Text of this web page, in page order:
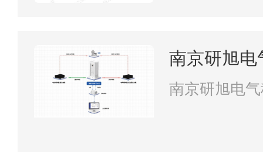
南京研旭电
南京研旭电